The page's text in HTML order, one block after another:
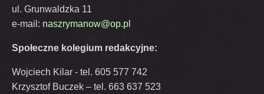
ul. Grunwaldzka 11
e-mail: naszrymanow@op.pl
Społeczne kolegium redakcyjne:
Wojciech Kilar - tel. 605 577 742
Krzysztof Buczek – tel. 663 637 523